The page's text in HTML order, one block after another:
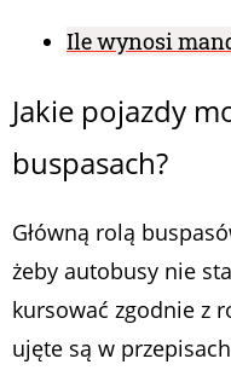
Ile wynosi
Jakie pojazdy
buspasach?
Główną rolą
żeby autobusy nie
kursować zgodnie z
ujęte są w